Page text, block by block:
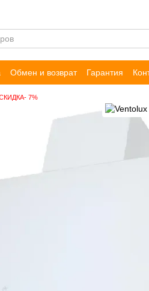
Обмен и возврат Гарантия
Договор публичной оферты
7%